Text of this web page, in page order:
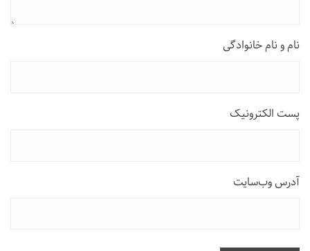
نام و نام خانوادگی
پست الکترونیک
آدرس وب‌سایت